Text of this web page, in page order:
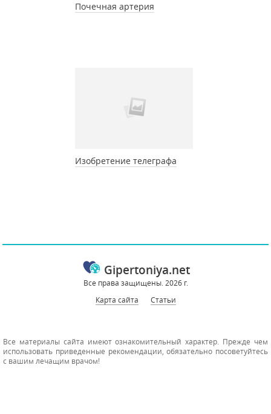
Почечная артерия
Изобретение телеграфа
Gipertoniya.net
Все права защищены. 2026 г.
Карта сайта
Статьи
Все материалы сайта имеют ознакомительный характер. Прежде чем
использовать приведенные рекомендации, обязательно посоветуйтесь
с вашим лечащим врачом!